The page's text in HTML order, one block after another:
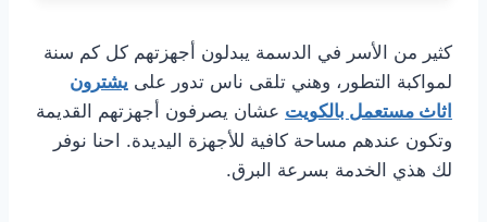
كثير من الأسر في الدسمة يبدلون أجهزتهم كل كم سنة
لمواكبة التطور، وهني تلقى ناس تدور على يشترون
اثاث مستعمل بالكويت عشان يصرفون أجهزتهم القديمة
وتكون عندهم مساحة كافية للأجهزة اليديدة. احنا نوفر
لك هذي الخدمة بسرعة البرق.